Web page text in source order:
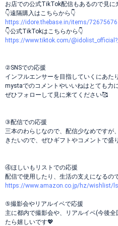
お店での公式TikTok配信もあるので見に
👇遠隔購入はこちらから👇
https://idore.thebase.in/items/72675676
👇公式TikTokはこちらから👇
https://www.tiktok.com/
②SNSでの応援
インフルエンサーを目指していくにあ
mystaでのコメントやいいねはとても力
ぜひフォローして見に来てください🥰
③配信での応援
三本のわらじなので、配信少なめですが
きたいので、ぜひギフトやコメントで
④ほしいもリストでの応援
配信で使用したり、生活の支えになる
https://www.amazon.co.jp/hz/wishlist/ls/
⑤撮影会やリアルイベで応援
主に都内で撮影会や、リアルイベ(今後
たら嬉しいです💖